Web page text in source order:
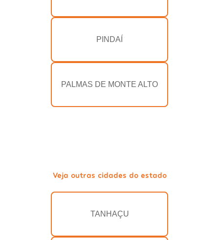
PINDAÍ
PALMAS DE MONTE ALTO
Veja outras cidades do estado
TANHAÇU